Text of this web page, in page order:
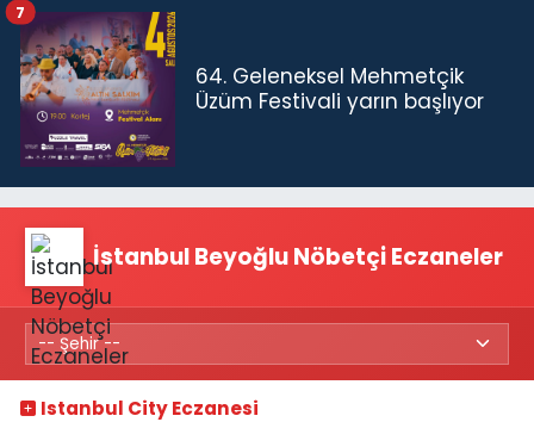
64. Geleneksel Mehmetçik
Üzüm Festivali yarın başlıyor
7
İstanbul Beyoğlu Nöbetçi Eczaneler
Istanbul City Eczanesi